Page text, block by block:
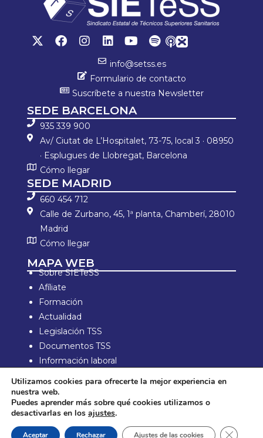
info@setss.es
Formulario de contacto
Suscríbete a nuestra Newsletter
SEDE BARCELONA
935 339 900
Av/ Ciutat de L’Hospitalet, 73-75, local 3 · 08950
· Esplugues de Llobregat, Barcelona
Cómo llegar
SEDE MADRID
660 454 712
Calle de Zurbano, 45, 1ª planta, Chamberí, 28010
Madrid
Cómo llegar
MAPA WEB
Sobre SIETeSS
Afíliate
Formación
Actualidad
Legislación TSS
Documentos TSS
Información laboral
Aviso Legal y política de privacidad
Política de compra y devolución
Utilizamos cookies para ofrecerte la mejor experiencia en
nuestra web.
Puedes aprender más sobre qué cookies utilizamos o
desactivarlas en los ajustes.
Aceptar Rechazar Ajustes de las cookies Cerrar el